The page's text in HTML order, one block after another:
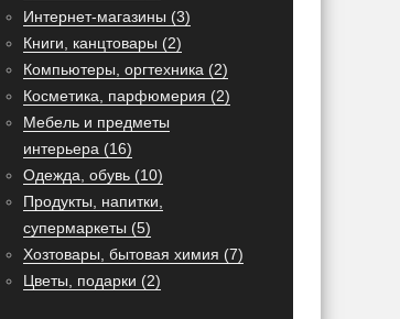
Интернет-магазины (3)
Книги, канцтовары (2)
Компьютеры, оргтехника (2)
Косметика, парфюмерия (2)
Мебель и предметы
интерьера (16)
Одежда, обувь (10)
Продукты, напитки,
супермаркеты (5)
Хозтовары, бытовая химия (7)
Цветы, подарки (2)